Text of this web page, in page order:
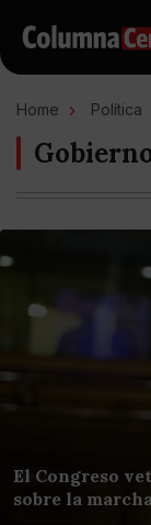
Home Política
El Congreso
sobre la